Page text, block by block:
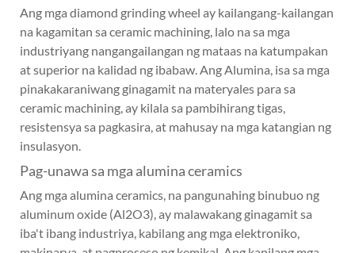
Ang mga diamond grinding wheel ay kailangang-kailangan
na kagamitan sa ceramic machining, lalo na sa mga
industriyang nangangailangan ng mataas na katumpakan
at superior na kalidad ng ibabaw. Ang Alumina, isa sa mga
pinakakaraniwang ginagamit na materyales para sa
ceramic machining, ay kilala sa pambihirang tigas,
resistensya sa pagkasira, at mahusay na mga katangian ng
insulasyon.
Pag-unawa sa mga alumina ceramics
Ang mga alumina ceramics, na pangunahing binubuo ng
aluminum oxide (Al2O3), ay malawakang ginagamit sa
iba't ibang industriya, kabilang ang mga elektroniko,